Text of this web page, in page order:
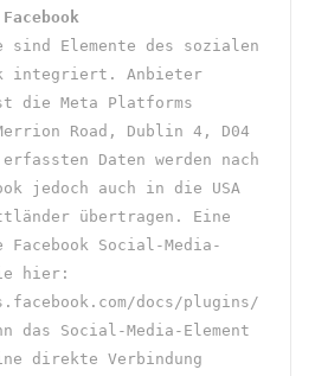
sind Elemente des sozialen
integriert. Anbieter
die Meta Platforms
Road, Dublin 4, D04
Daten werden nach
jedoch auch in die USA
übertragen. Eine
Social-Media-
hier:
docs/plugins/
das Social-Media-Element
direkte Verbindung